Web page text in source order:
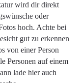
wird dir direkt
oder
hoch. Achte bei
gut zu erkennen
von einer Person
Personen auf einem
lade hier auch